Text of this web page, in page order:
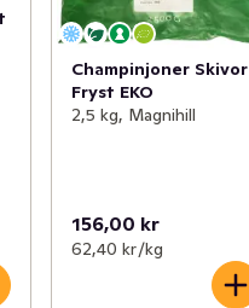
Champinjoner Skivor
Fryst EKO
2,5 kg, Magnihill
156,00 kr
62,40 kr /kg